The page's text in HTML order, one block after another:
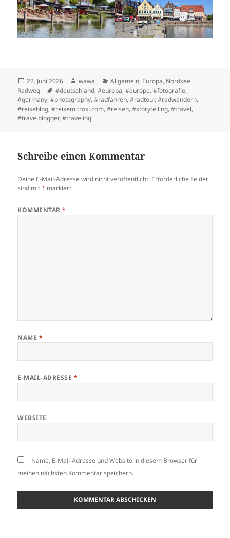
Posted
on
22. Juni 2026 Author
wawa Categories
Allgemein, Europa, Nordsee
Radweg
Tags
#deutschland,#europa,#europe,#fotografie,
#germany,#photography,#radfahren,#radtour,#radwandern,
#reiseblog,#reisemitrosi.com,#reisen,#storytelling,#travel,
#travelblogger,#traveling
Schreibe einen Kommentar
Deine E-Mail-Adresse wird nicht veröffentlicht. Erforderliche Felder
sind mit* markiert
KOMMENTAR*
NAME *
E-MAIL-ADRESSE *
WEBSITE
Name, E-Mail-Adresse und Website in diesem Browser für
meinen nächsten Kommentar speichern.